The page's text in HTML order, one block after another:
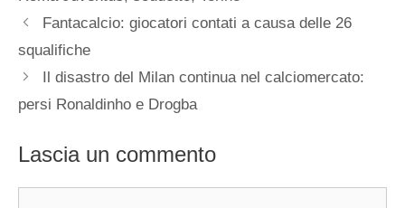
Fantacalcio: giocatori contati a causa delle 26
squalifiche
Il disastro del Milan continua nel calciomercato:
persi Ronaldinho e Drogba
Lascia un commento